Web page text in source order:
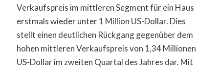
Verkaufspreis im mittleren Segment für ein Haus
erstmals wieder unter 1 Million US-Dollar. Dies
stellt einen deutlichen Rückgang gegenüber dem
hohen mittleren Verkaufspreis von 1,34 Millionen
US-Dollar im zweiten Quartal des Jahres dar. Mit